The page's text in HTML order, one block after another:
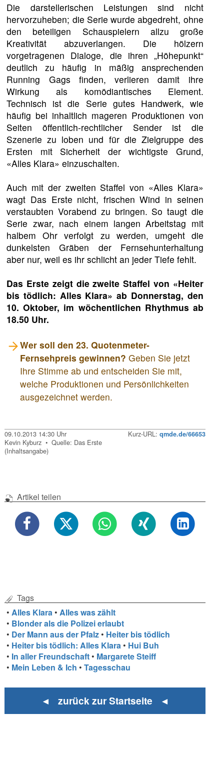
Die darstellerischen Leistungen sind nicht
hervorzuheben; die Serie wurde abgedreht, ohne
den beteiligen Schauspielern allzu große
Kreativität abzuverlangen. Die hölzern
vorgetragenen Dialoge, die ihren „Höhepunkt“
deutlich zu häufig in mäßig ansprechenden
Running Gags finden, verlieren damit ihre
Wirkung als komödiantisches Element.
Technisch ist die Serie gutes Handwerk, wie
häufig bei inhaltlich mageren Produktionen von
Seiten öffentlich-rechtlicher Sender ist die
Szenerie zu loben und für die Zielgruppe des
Ersten mit Sicherheit der wichtigste Grund,
«Alles Klara» einzuschalten.
Auch mit der zweiten Staffel von «Alles Klara»
wagt Das Erste nicht, frischen Wind in seinen
verstaubten Vorabend zu bringen. So taugt die
Serie zwar, nach einem langen Arbeitstag mit
halbem Ohr verfolgt zu werden, umgeht die
dunkelsten Gräben der Fernsehunterhaltung
aber nur, weil es ihr schlicht an jeder Tiefe fehlt.
Das Erste zeigt die zweite Staffel von «Heiter
bis tödlich: Alles Klara» ab Donnerstag, den
10. Oktober, im wöchentlichen Rhythmus ab
18.50 Uhr.
Wer soll den 23. Quotenmeter-
Fernsehpreis gewinnen? Geben Sie jetzt
Ihre Stimme ab und entscheiden Sie mit,
welche Produktionen und Persönlichkeiten
ausgezeichnet werden.
09.10.2013 14:30 Uhr Kurz-URL: qmde.de/66653
Kevin Kyburz • Quelle: Das Erste
(Inhaltsangabe)
Artikel teilen
Tags
•Alles Klara •Alles was zählt
• Blonder als die Polizei erlaubt
• Der Mann aus der Pfalz • Heiter bis tödlich
• Heiter bis tödlich: Alles Klara • Hui Buh
• In aller Freundschaft • Margarete Steiff
• Mein Leben & Ich •Tagesschau
◄ zurück zur Startseite ◄